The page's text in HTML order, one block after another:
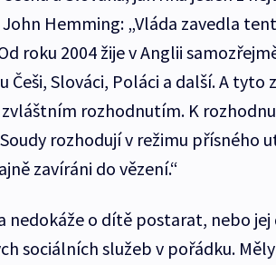
Hemming: „Vláda zavedla
roku 2004 žije v Anglii
Češi, Slováci, Poláci a další. A tyto
zvláštním rozhodnutím. K
rozhodují v režimu přísného
zavíráni do vězení.“
nedokáže o dítě postarat, nebo jej
sociálních služeb v pořádku.